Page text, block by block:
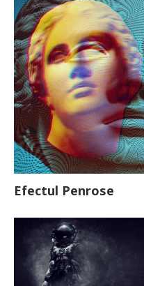
Efectul Penrose